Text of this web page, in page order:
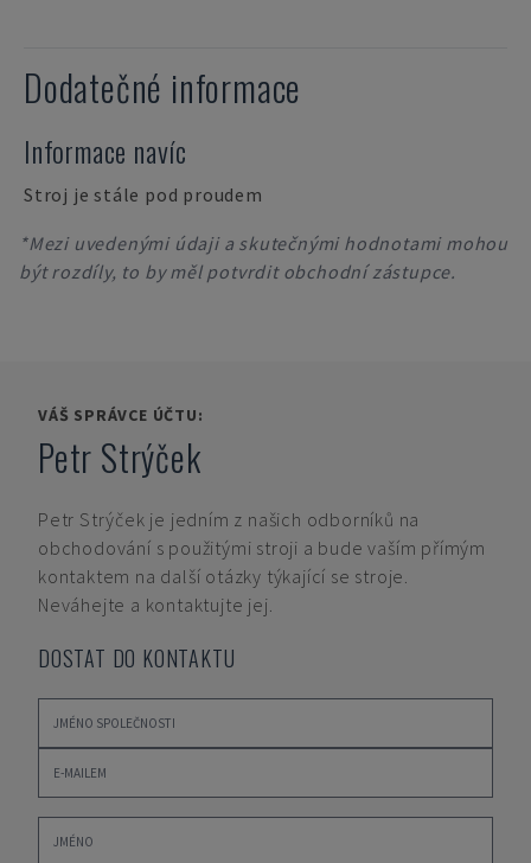
Dodatečné informace
Informace navíc
Stroj je stále pod proudem
*Mezi uvedenými údaji a skutečnými hodnotami mohou
být rozdíly, to by měl potvrdit obchodní zástupce.
VÁŠ SPRÁVCE ÚČTU:
Petr Strýček
Petr Strýček je jedním z našich odborníků na
obchodování s použitými stroji a bude vaším přímým
kontaktem na další otázky týkající se stroje.
Neváhejte a kontaktujte jej.
DOSTAT DO KONTAKTU